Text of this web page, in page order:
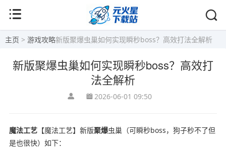
主页 > 游戏攻略新版聚爆虫巢如何实现瞬秒boss？高效打法全解析
新版聚爆虫巢如何实现瞬秒boss？高效打
法全解析
2026-06-01 09:50
魔法工艺【魔法工艺】新版聚爆虫巢（可瞬秒boss，狗子秒不了但
是也很快）如下：